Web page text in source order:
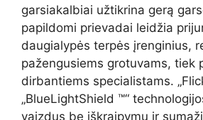
garsiakalbiai užtikrina gerą
papildomi prievadai leidžia
daugialypės terpės įrenginius,
pažengusiems grotuvams, tiek
dirbantiems specialistams.
„BlueLightShield ™“
vaizdus be iškraipymų ir